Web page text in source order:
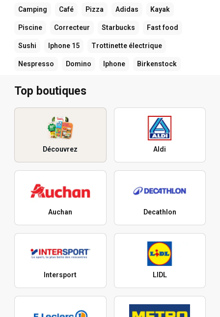
Camping Café Pizza Adidas Kayak
Piscine Correcteur Starbucks Fast food
Sushi Iphone 15 Trottinette électrique
Nespresso Domino Iphone Birkenstock
Top boutiques
Découvrez Aldi
Auchan Decathlon
Intersport LIDL